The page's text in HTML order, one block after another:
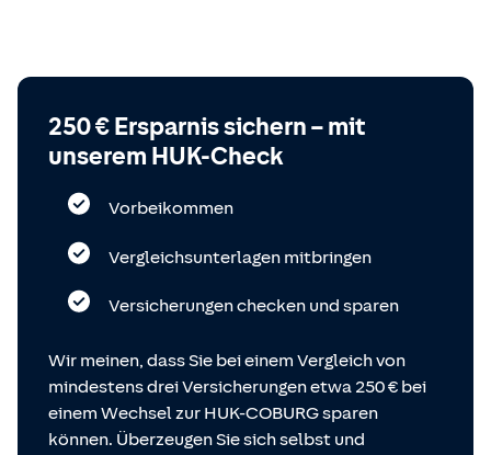
250 € Ersparnis sichern – mit
unserem HUK-Check
Vorbeikommen
Vergleichsunterlagen mitbringen
Versicherungen checken und sparen
Wir meinen, dass Sie bei einem Vergleich von
mindestens drei Versicherungen etwa 250 € bei
einem Wechsel zur HUK-COBURG sparen
können. Überzeugen Sie sich selbst und